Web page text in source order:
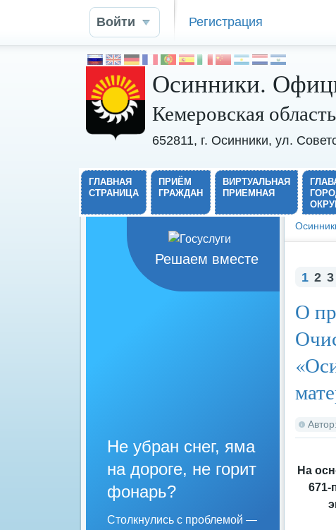
Войти Регистрация
Осинники.
Кемеровская область
652811, г. Осинники, ул.
ГЛАВНАЯ
СТРАНИЦА
ПРИЁМ
ГРАЖДАН
ВИРТУАЛЬНАЯ
ПРИЕМНАЯ
1 2 3
О
Автор:
На
671-
Решаем вместе
Не убран снег, яма
на дороге, не горит
фонарь?
Столкнулись с проблемой —